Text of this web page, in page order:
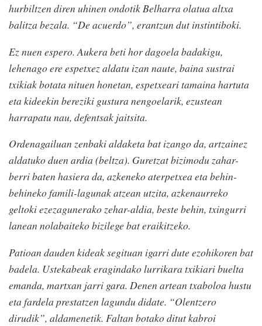
hurbiltzen diren uhinen ondotik Belharra olatua altxa
balitza bezala. “De acuerdo”, erantzun dut instintiboki.
Ez nuen espero. Aukera beti hor dagoela badakigu,
lehenago ere espetxez aldatu izan naute, baina sustrai
txikiak botata nituen honetan, espetxeari tamaina hartuta
eta kideekin bereziki gustura nengoelarik, ezustean
harrapatu nau, defentsak jaitsita.
Ordenagailuan zenbaki aldaketa bat izango da, artzainez
aldatuko duen ardia (beltza). Guretzat bizimodu zahar-
berri baten hasiera da, azkeneko aterpetxea eta behin-
behineko famili-lagunak atzean utzita, azkenaurreko
geltoki ezezagunerako zehar-aldia, beste behin, txingurri
lanean nolabaiteko bizilege bat eraikitzeko.
Patioan dauden kideak segituan igarri dute ezohikoren bat
badela. Ustekabeak eragindako lurrikara txikiari buelta
emanda, martxan jarri gara. Denen artean txaboloa hustu
eta fardela prestatzen lagundu didate. “Olentzero
dirudik”, aldamenetik. Faltan botako ditut kabroi